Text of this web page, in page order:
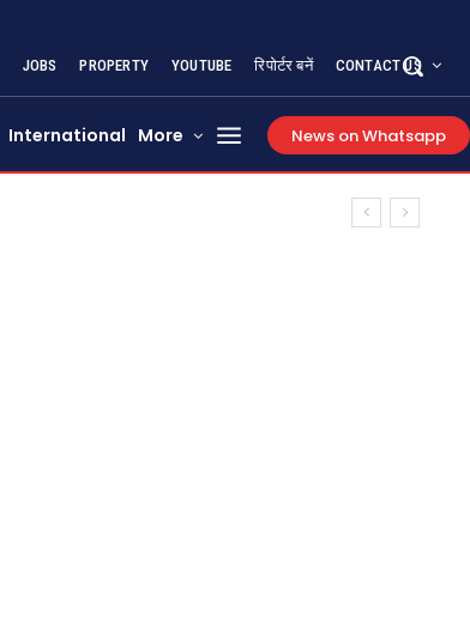
JOBS PROPERTY YOUTUBE रिपोर्टर बनें CONTACT US
International More News on Whatsapp